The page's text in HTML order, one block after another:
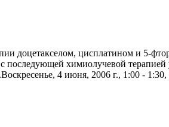
доцетакселом, цисплатином и 5-
последующей химиолучевой терапией
4 июня, 2006 г., 1:00 - 1:30,